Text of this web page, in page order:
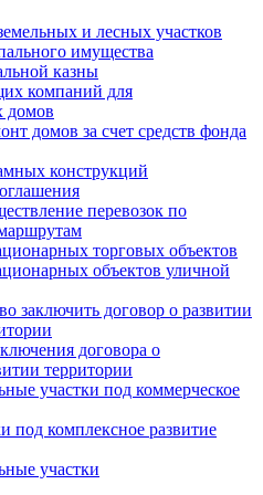
и лесных участков
имущества
казны
компаний для
домов
домов за счет средств фонда
конструкций
перевозок по
торговых объектов
объектов уличной
заключить договор о развитии
договора о
территории
участки под коммерческое
под комплексное развитие
участки